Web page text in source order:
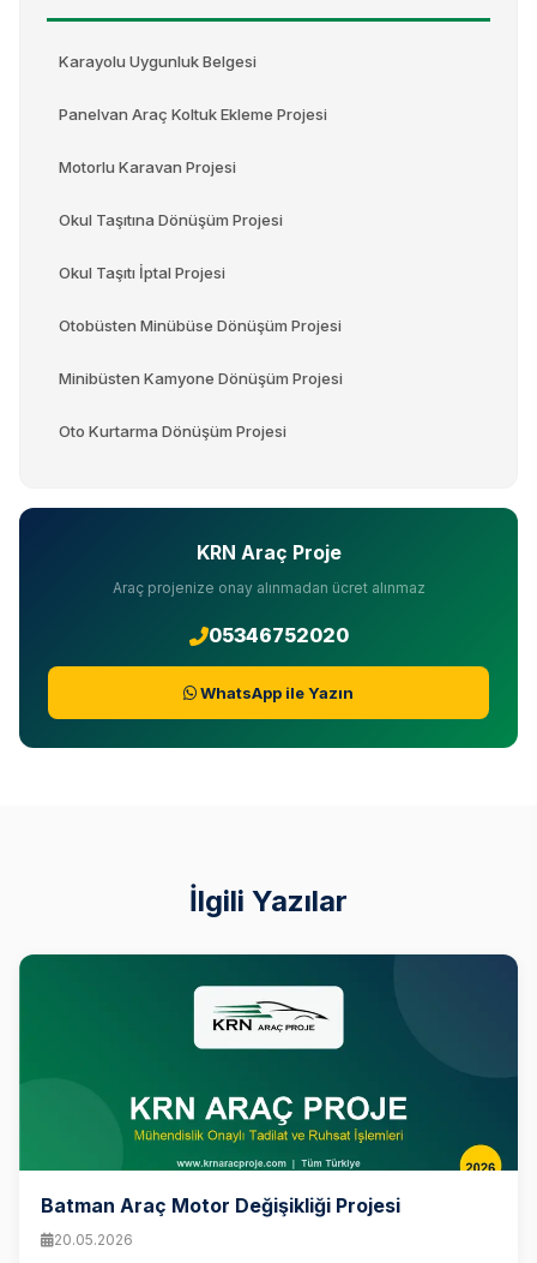
Karayolu Uygunluk Belgesi
Panelvan Araç Koltuk Ekleme Projesi
Motorlu Karavan Projesi
Okul Taşıtına Dönüşüm Projesi
Okul Taşıtı İptal Projesi
Otobüsten Minübüse Dönüşüm Projesi
Minibüsten Kamyone Dönüşüm Projesi
Oto Kurtarma Dönüşüm Projesi
KRN Araç Proje
Araç projenize onay alınmadan ücret alınmaz
05346752020
WhatsApp ile Yazın
İlgili Yazılar
Batman Araç Motor Değişikliği Projesi
20.05.2026